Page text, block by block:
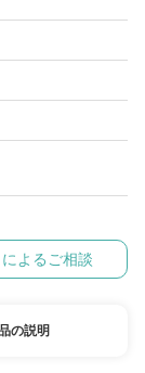
よるご相談
の説明